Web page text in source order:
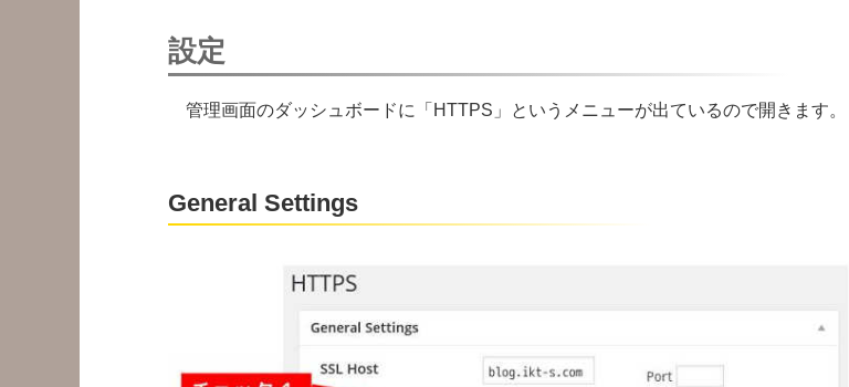
設定
管理画面のダッシュボードに「HTTPS」というメニューが出ているので開きます。
General Settings